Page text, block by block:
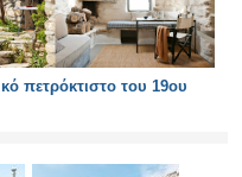
πετρόκτιστο του 19ου